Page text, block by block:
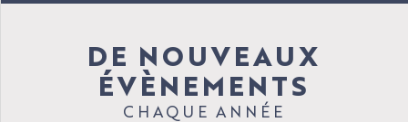
DE NOUVEAUX
ÉVÈNEMENTS
CHAQUE ANNÉE